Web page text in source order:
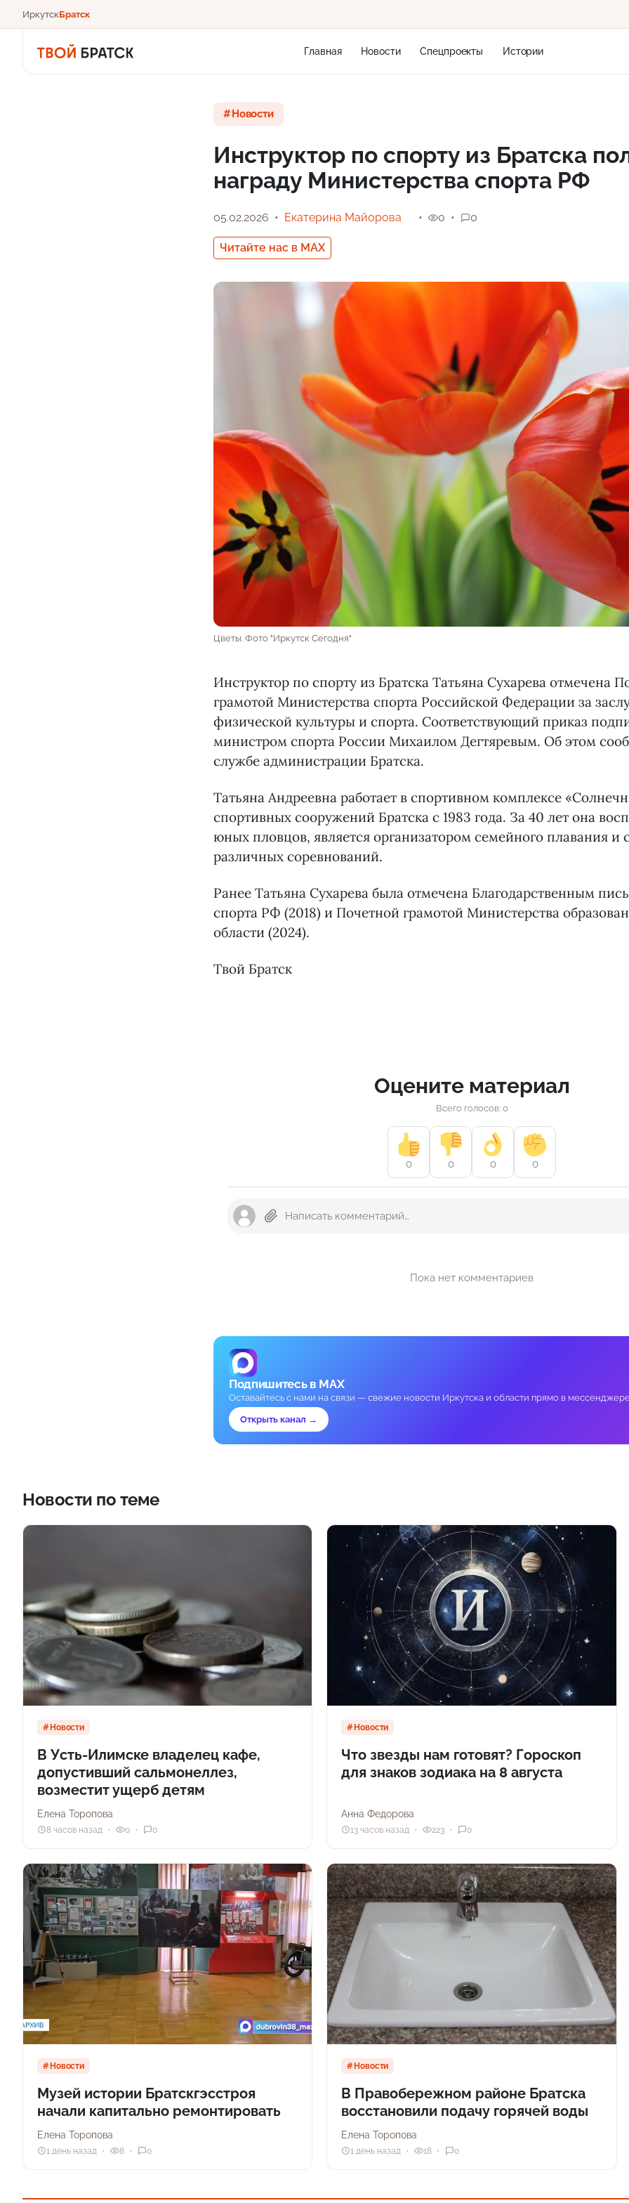
ИркутскБратск
Главная Новости Спецпроекты Истории
6 м/с
Новости
Инструктор по спорту из Братска
награду Министерства спорта РФ
05.02.2026 Екатерина Майорова
Читайте нас в MAX
0 0
Цветы. Фото "Иркутск Сегодня"
Инструктор по спорту из Братска Татьяна Сухарева отмечена
грамотой Министерства спорта Российской Федерации за
физической культуры и спорта. Соответствующий приказ
министром спорта России Михаилом Дегтяревым. Об этом
службе администрации Братска.
Татьяна Андреевна работает в спортивном комплексе
спортивных сооружений Братска с 1983 года. За 40 лет она
юных пловцов, является организатором семейного плавания и
различных соревнований.
Ранее Татьяна Сухарева была отмечена Благодарственным
спорта РФ (2018) и Почетной грамотой Министерства
области (2024).
Твой Братск
Оцените материал
Всего голосов: 0
0 0 0 0
Пока нет комментариев
Подпишитесь в MAX
Оставайтесь с нами на связи — свежие новости Иркутска и области прямо в
Открыть канал →
Новости по теме
Новости
В Усть-Илимске владелец кафе,
допустивший сальмонеллез,
возместит ущерб детям
Елена Торопова
8 часов назад 0 0
Новости
Что звезды нам готовят? Гороскоп
для знаков зодиака на 8 августа
Анна Федорова
13 часов назад 223 0
Новости
Музей истории Братскгэсстроя
начали капитально ремонтировать
Елена Торопова
1 день назад 8 0
Новости
В Правобережном районе Братска
восстановили подачу горячей воды
Елена Торопова
1 день назад 18 0